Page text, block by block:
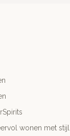
wonen met stijl